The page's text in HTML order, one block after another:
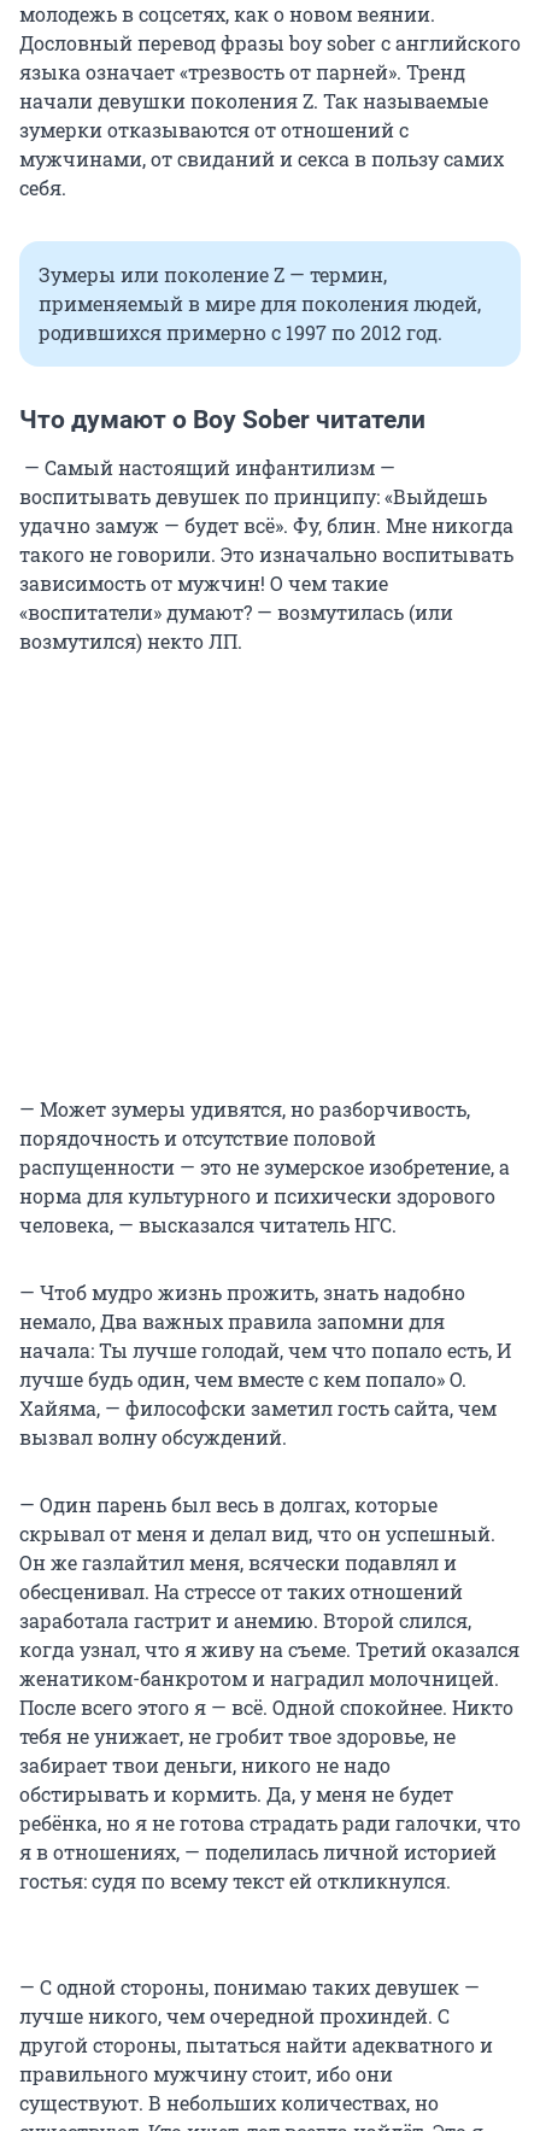
молодежь в соцсетях, как о новом веянии.
Дословный перевод фразы boy sober с английского
языка означает «трезвость от парней». Тренд
начали девушки поколения Z. Так называемые
зумерки отказываются от отношений с
мужчинами, от свиданий и секса в пользу самих
себя.
Зумеры или поколение Z — термин,
применяемый в мире для поколения людей,
родившихся примерно с 1997 по 2012 год.
Что думают о Boy Sober читатели
— Самый настоящий инфантилизм —
воспитывать девушек по принципу: «Выйдешь
удачно замуж — будет всё». Фу, блин. Мне никогда
такого не говорили. Это изначально воспитывать
зависимость от мужчин! О чем такие
«воспитатели» думают? — возмутилась (или
возмутился) некто ЛП.
— Может зумеры удивятся, но разборчивость,
порядочность и отсутствие половой
распущенности — это не зумерское изобретение, а
норма для культурного и психически здорового
человека, — высказался читатель НГС.
— Чтоб мудро жизнь прожить, знать надобно
немало, Два важных правила запомни для
начала: Ты лучше голодай, чем что попало есть, И
лучше будь один, чем вместе с кем попало» О.
Хайяма, — философски заметил гость сайта, чем
вызвал волну обсуждений.
— Один парень был весь в долгах, которые
скрывал от меня и делал вид, что он успешный.
Он же газлайтил меня, всячески подавлял и
обесценивал. На стрессе от таких отношений
заработала гастрит и анемию. Второй слился,
когда узнал, что я живу на съеме. Третий оказался
женатиком-банкротом и наградил молочницей.
После всего этого я — всё. Одной спокойнее. Никто
тебя не унижает, не гробит твое здоровье, не
забирает твои деньги, никого не надо
обстирывать и кормить. Да, у меня не будет
ребёнка, но я не готова страдать ради галочки, что
я в отношениях, — поделилась личной историей
гостья: судя по всему текст ей откликнулся.
— С одной стороны, понимаю таких девушек —
лучше никого, чем очередной прохиндей. С
другой стороны, пытаться найти адекватного и
правильного мужчину стоит, ибо они
существуют. В небольших количествах, но